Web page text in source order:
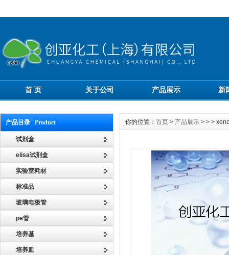
首 页 关于公司 产品展示 新
产品目录 Product
试剂盒
elisa试剂盒
实验室耗材
标准品
玻璃电极管
pe管
培养基
培养皿
你的位置： 首页 > 产品展示 > > >